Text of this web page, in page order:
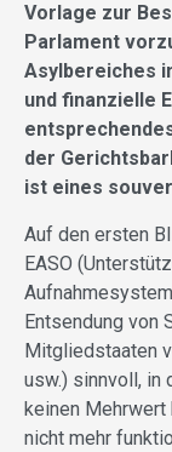
Vorlage zur
Parlament
Asylbereiches
und finanzielle
der
ist eines
Auf den ersten
EASO
Entsendung von
Mitgliedstaaten
usw.) sinnvoll, in
keinen Mehrwert
nicht mehr